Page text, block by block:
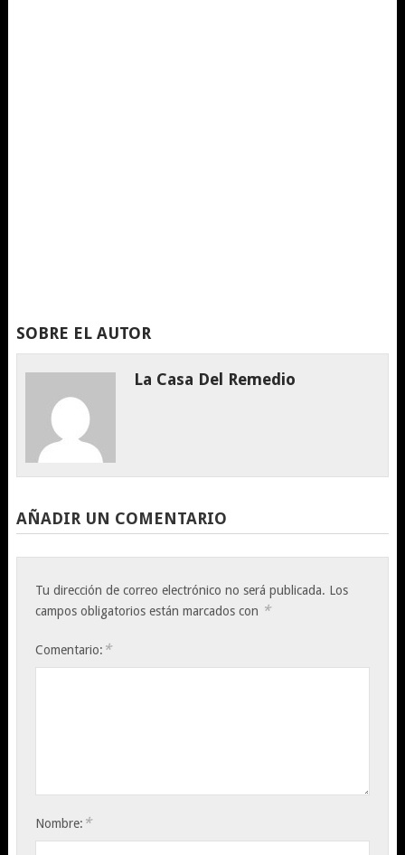
SOBRE EL AUTOR
La Casa Del Remedio
AÑADIR UN COMENTARIO
Tu dirección de correo electrónico no será publicada. Los
campos obligatorios están marcados con *
Comentario: *
Nombre: *